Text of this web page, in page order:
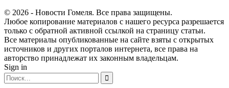
© 2026 - Новости Гомеля. Все права защищены.
Любое копирование материалов с нашего ресурса разрешается
только с обратной активной ссылкой на страницу статьи.
Все материалы опубликованные на сайте взяты с открытых
источников и других порталов интернета, все права на
авторство принадлежат их законным владельцам.
Sign in